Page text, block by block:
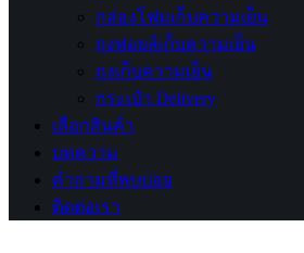
กล่องโฟมเก็บความเย็น
ถุงฟอยล์เก็บความเย็น
ถุงเก็บความเย็น
กระเป๋า Delivery
เลือกสินค้า
บทความ
คำถามที่พบบ่อย
ติดต่อเรา